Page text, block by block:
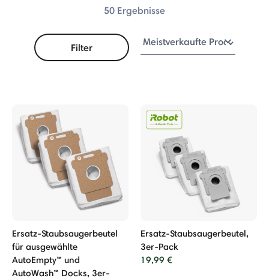
50 Ergebnisse
Filter
Ersatz-Staubsaugerbeutel
für ausgewählte
AutoEmpty™ und
AutoWash™ Docks, 3er-
Ersatz-Staubsaugerbeutel,
3er-Pack
19,99 €